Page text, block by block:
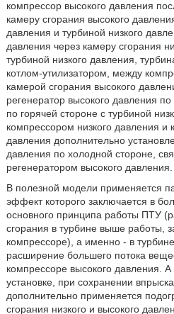
компрессор высокого давления
камеру сгорания высокого
давления и турбиной низкого
давления через камеру сгорания
турбиной низкого давления,
котлом-утилизатором, между
камерой сгорания высокого
регенератор высокого давления
по горячей стороне с турбиной
компрессором низкого давления и
давления дополнительно
давления по холодной стороне,
регенератором высокого давления.
В полезной модели применяется
эффект которого заключается в
основного принципа работы ПТУ
сгорания в турбине выше работы,
компрессоре), а именно - в
расширение большего потока
компрессоре высокого давления.
установке, при сохранении
дополнительно применяется
сгорания низкого и высокого